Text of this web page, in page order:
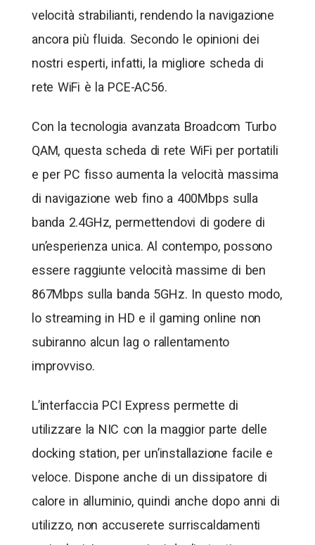
velocità strabilianti, rendendo la navigazione
ancora più fluida. Secondo le opinioni dei
nostri esperti, infatti, la migliore scheda di
rete WiFi è la PCE-AC56.
Con la tecnologia avanzata Broadcom Turbo
QAM, questa scheda di rete WiFi per portatili
e per PC fisso aumenta la velocità massima
di navigazione web fino a 400Mbps sulla
banda 2.4GHz, permettendovi di godere di
un’esperienza unica. Al contempo, possono
essere raggiunte velocità massime di ben
867Mbps sulla banda 5GHz. In questo modo,
lo streaming in HD e il gaming online non
subiranno alcun lag o rallentamento
improvviso.
L’interfaccia PCI Express permette di
utilizzare la NIC con la maggior parte delle
docking station, per un’installazione facile e
veloce. Dispone anche di un dissipatore di
calore in alluminio, quindi anche dopo anni di
utilizzo, non accuserete surriscaldamenti